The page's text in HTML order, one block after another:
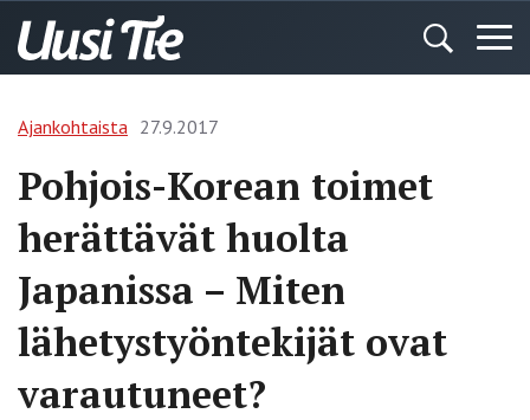
Ajankohtaista 27.9.2017
Pohjois-Korean toimet
herättävät huolta
Japanissa – Miten
lähetystyöntekijät ovat
varautuneet?